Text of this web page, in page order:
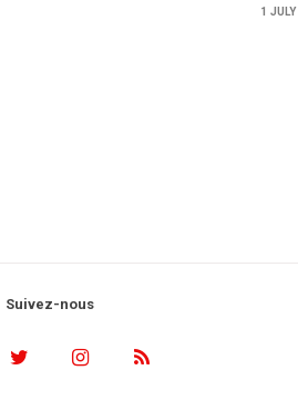
1
Suivez-nous